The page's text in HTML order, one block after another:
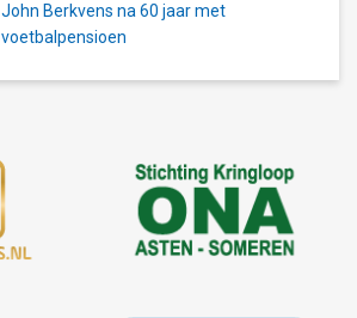
John Berkvens na 60 jaar met
voetbalpensioen